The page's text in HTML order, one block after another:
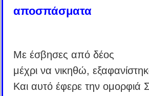
αποσπάσματα
Με έσβησες από δέος
μέχρι να νικηθώ,
Και αυτό έφερε την ομορφιά